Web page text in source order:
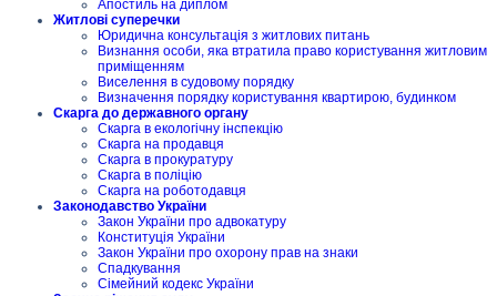
Апостиль на диплом
Житлові суперечки
Юридична консультація з житлових питань
Визнання особи, яка втратила право користування житловим
приміщенням
Виселення в судовому порядку
Визначення порядку користування квартирою, будинком
Скарга до державного органу
Скарга в екологічну інспекцію
Скарга на продавця
Скарга в прокуратуру
Скарга в поліцію
Скарга на роботодавця
Законодавство України
Закон України про адвокатуру
Конституція України
Закон України про охорону прав на знаки
Спадкування
Сімейний кодекс України